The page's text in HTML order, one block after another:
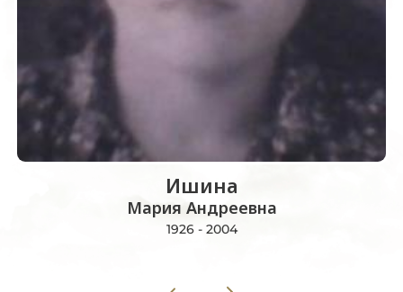
Ишина
Мария Андреевна
1926 - 2004